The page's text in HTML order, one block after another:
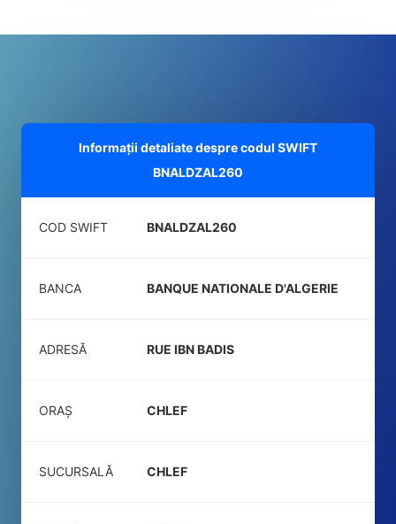
Informații detaliate despre codul SWIFT
BNALDZAL260
COD SWIFT BNALDZAL260
BANCA BANQUE NATIONALE D'ALGERIE
ADRESĂ RUE IBN BADIS
ORAȘ CHLEF
SUCURSALĂ CHLEF